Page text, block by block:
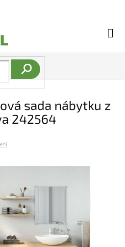
sada nábytku z
242564
0,0 z 5 hvězdiček.